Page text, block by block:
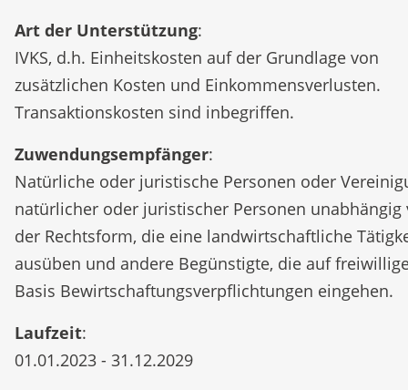
Art der Unterstützung:
IVKS, d.h. Einheitskosten auf der Grundlage von
zusätzlichen Kosten und Einkommensverlusten.
Transaktionskosten sind inbegriffen.
Zuwendungsempfänger:
Natürliche oder juristische Personen oder
natürlicher oder juristischer Personen unabhängig
der Rechtsform, die eine landwirtschaftliche
ausüben und andere Begünstigte, die auf
Basis Bewirtschaftungsverpflichtungen eingehen.
Laufzeit:
01.01.2023 - 31.12.2029